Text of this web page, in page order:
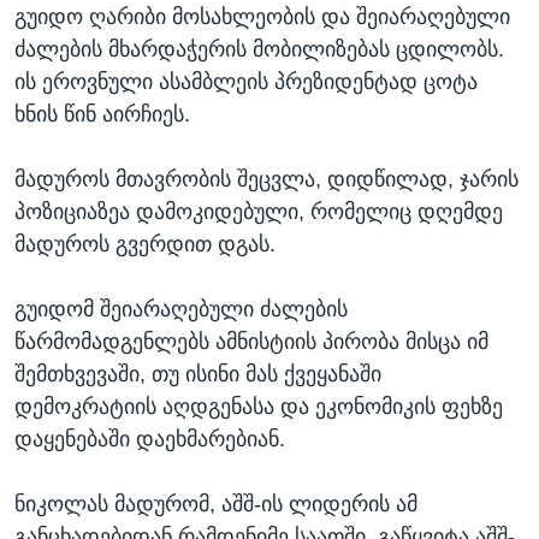
გუიდო ღარიბი მოსახლეობის და შეიარაღებული
ძალების მხარდაჭერის მობილიზებას ცდილობს.
ის ეროვნული ასამბლეის პრეზიდენტად ცოტა
ხნის წინ აირჩიეს.
მადუროს მთავრობის შეცვლა, დიდწილად, ჯარის
პოზიციაზეა დამოკიდებული, რომელიც დღემდე
მადუროს გვერდით დგას.
გუიდომ შეიარაღებული ძალების
წარმომადგენლებს ამნისტიის პირობა მისცა იმ
შემთხვევაში, თუ ისინი მას ქვეყანაში
დემოკრატიის აღდგენასა და ეკონომიკის ფეხზე
დაყენებაში დაეხმარებიან.
ნიკოლას მადურომ, აშშ-ის ლიდერის ამ